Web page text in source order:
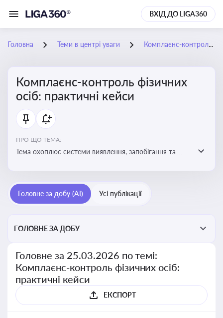
ВХІД ДО LIGA360
Головна Теми в центрі уваги Комплаєнс-контроль фізичних осіб: практичні кейси
Комплаєнс-контроль фізичних
осіб: практичні кейси
ПРО ЩО ТЕМА:
Тема охоплює системи виявлення, запобігання та
Головне за добу (AI) Усі публікації
ГОЛОВНЕ ЗА ДОБУ
Головне за 25.03.2026 по темі:
Комплаєнс-контроль фізичних осіб:
практичні кейси
ЕКСПОРТ